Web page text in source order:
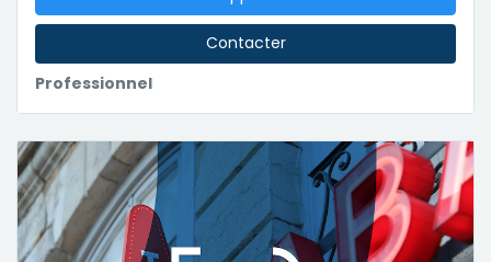
Professionnel
Contacter